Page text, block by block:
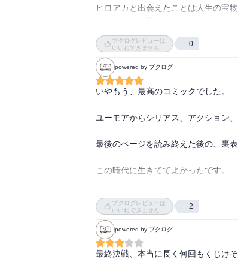
ヒロアカと出会えたことは人生の宝物
ブクログレビューは
いいねできません
0
powered by ブクログ
いやもう、最高のコミックでした。
ユーモアからシリアス、アクション
最後のページを読み終えた後の、裏
この時代に生きててよかったです。
改めて、最高の作品をありがとうござ
ブクログレビューは
いいねできません
2
powered by ブクログ
最終決戦、本当に長く何回もくじけそ